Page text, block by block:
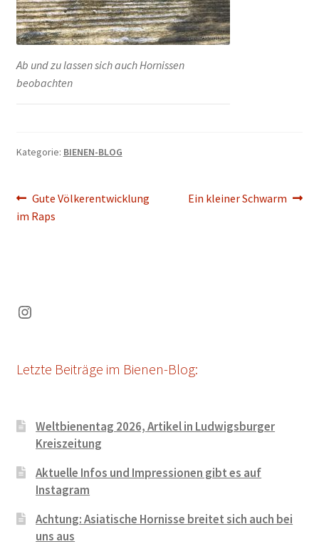
Ab und zu lassen sich auch Hornissen
beobachten
Kategorie: BIENEN-BLOG
Beitragsnavigation
Vorheriger
Beitrag:
Gute Völkerentwicklung
im Raps
Nächster
Ein kleiner Schwarm
Instagram
Letzte Beiträge im Bienen-Blog:
Weltbienentag 2026, Artikel in Ludwigsburger
Kreiszeitung
Aktuelle Infos und Impressionen gibt es auf
Instagram
Achtung: Asiatische Hornisse breitet sich auch bei
uns aus